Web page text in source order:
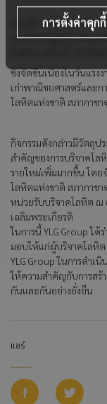
บริษัท วายแอลจี
องค์กรผู้สนับสนุน
ซึ่งจัดขึ้นเนื่องในวันแรง
เก่าพาณิชยศาสตร์และก
โลหิตแห่งชาติ สภากาชา
กิจกรรมดังกล่าวมีวัตถุป
สำคัญของการบริจาคโล
รายใหม่เพิ่มมากขึ้น โด
โลหิตแห่งชาติ สภากาช
หน่วยรับบริจาคโลหิต ณ
เฉลิมพระเกียรติ
ในการนี้ YLG Group ไ
มอบให้แก่ผู้บริจาคโลหิต
YLG Group ในการดำ
ให้ความสำคัญกับการสร้
กันและกันอย่างยั่งยืน
แชร์
การตั้งค่าคุกกี้